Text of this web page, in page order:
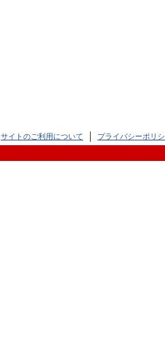
サイトのご利用について プライバシーポリ